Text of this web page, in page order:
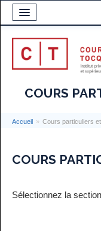
COURS
Accueil » Cours particuliers
COURS
Sélectionnez la